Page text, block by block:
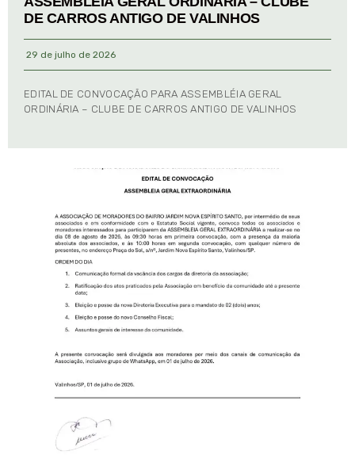
DE CARROS ANTIGO DE VALINHOS
29 de julho de 2026
EDITAL DE CONVOCAÇÃO PARA ASSEMBLÉIA GERAL
ORDINÁRIA – CLUBE DE CARROS ANTIGO DE VALINHOS